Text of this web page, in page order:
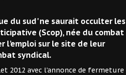
du sud' ne saurait occulter les
(Scop), née du combat
l'emploi sur le site de leur
syndical.
2012 avec l'annonce de fermeture